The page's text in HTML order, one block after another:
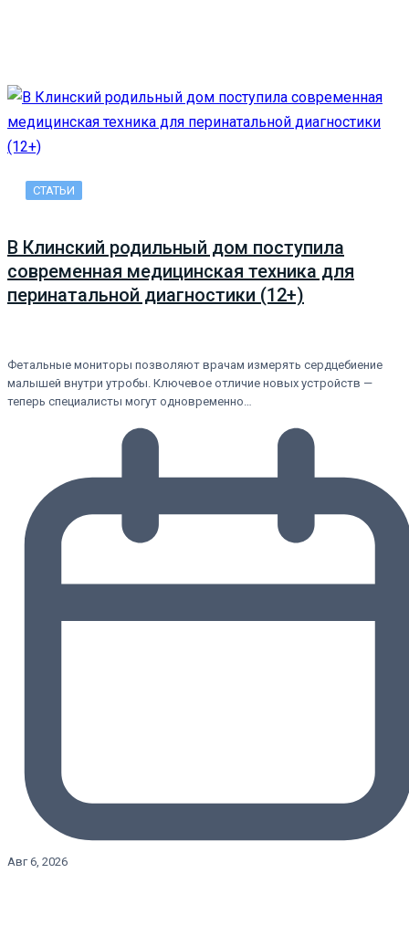
СТАТЬИ
В Клинский родильный дом поступила
современная медицинская техника для
перинатальной диагностики (12+)
Фетальные мониторы позволяют врачам измерять сердцебиение
малышей внутри утробы. Ключевое отличие новых устройств —
теперь специалисты могут одновременно…
Авг 6, 2026